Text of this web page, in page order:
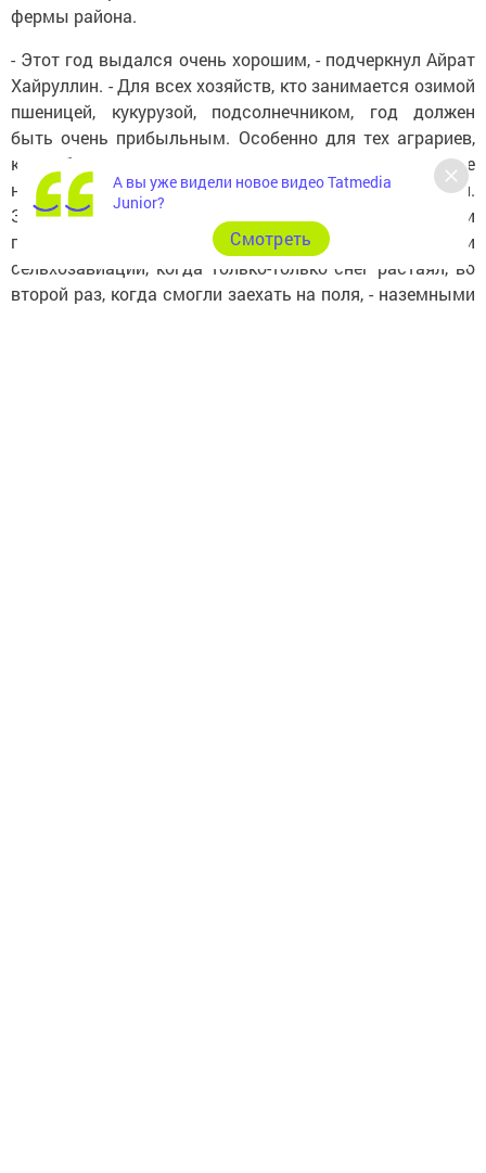
фермы района.
- Этот год выдался очень хорошим, - подчеркнул Айрат
Хайруллин. - Для всех хозяйств, кто занимается озимой
пшеницей, кукурузой, подсолнечником, год должен
быть очень прибыльным. Особенно для тех аграриев,
кто соблюдает технологии, своевременно проводит все
необходимые мероприятия по уходу за растениями.
Здесь, в Алькеевском районе, растения были
подкормлены пять раз. В первый раз - при помощи
сельхозавиации, когда только-только снег растаял, во
второй раз, когда смогли заехать на поля, - наземными
А вы уже видели новое видео Tatmedia
Junior?
Cмотреть